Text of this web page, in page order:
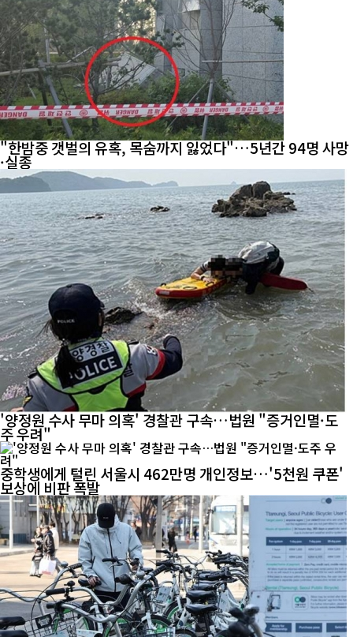
"한밤중 갯벌의 유혹, 목숨까지 잃었다"…5년간 94명 사망
·실종
'양정원 수사 무마 의혹' 경찰관 구속…법원 "증거인멸·도
주 우려"
중학생에게 털린 서울시 462만명 개인정보…'5천원 쿠폰'
보상에 비판 폭발